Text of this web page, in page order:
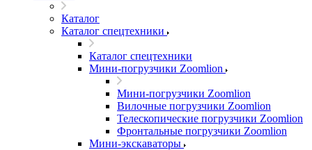
Каталог
Каталог спецтехники
Каталог спецтехники
Мини-погрузчики Zoomlion
Мини-погрузчики Zoomlion
Вилочные погрузчики Zoomlion
Телескопические погрузчики Zoomlion
Фронтальные погрузчики Zoomlion
Мини-экскаваторы